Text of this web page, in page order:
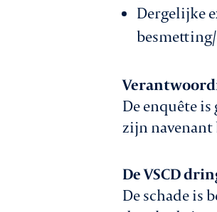
Dergelijke
De enquête
zijn navenant
De VSCD
De schade is